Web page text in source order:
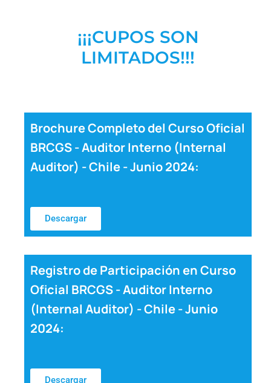
¡¡¡CUPOS SON
LIMITADOS!!!
Brochure Completo del Curso Oficial
BRCGS - Auditor Interno (Internal
Auditor) - Chile - Junio 2024:
Descargar
Registro de Participación en Curso
Oficial BRCGS - Auditor Interno
(Internal Auditor) - Chile - Junio
2024:
Descargar